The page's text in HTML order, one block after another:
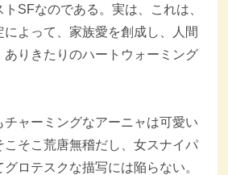
SFなのである。実は、これは、
よって、家族愛を創成し、人間
ありきたりのハートウォーミング
ャーミングなアーニャは可愛い
こそこ荒唐無稽だし、女スナイパ
ロテスクな描写には陥らない。